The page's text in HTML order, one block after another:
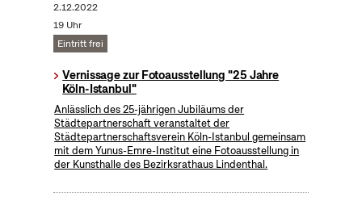
2.12.2022
19 Uhr
Eintritt frei
Vernissage zur Fotoausstellung "25 Jahre
Köln-Istanbul"
Anlässlich des 25-jährigen Jubiläums der
Städtepartnerschaft veranstaltet der
Städtepartnerschaftsverein Köln-Istanbul gemeinsam
mit dem Yunus-Emre-Institut eine Fotoausstellung in
der Kunsthalle des Bezirksrathaus Lindenthal.